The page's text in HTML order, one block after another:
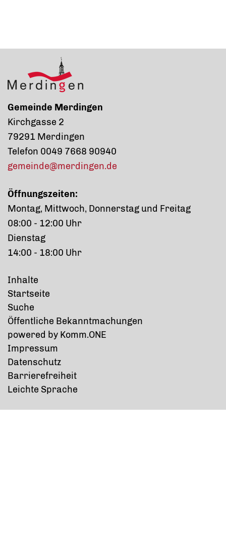
Gemeinde Merdingen
Kirchgasse 2
79291 Merdingen
Telefon 0049 7668 90940
gemeinde@merdingen.de
Öffnungszeiten:
Montag, Mittwoch, Donnerstag und Freitag
08:00 - 12:00 Uhr
Dienstag
14:00 - 18:00 Uhr
Inhalte
Startseite
Suche
Öffentliche Bekanntmachungen
powered by Komm.ONE
Impressum
Datenschutz
Barrierefreiheit
Leichte Sprache